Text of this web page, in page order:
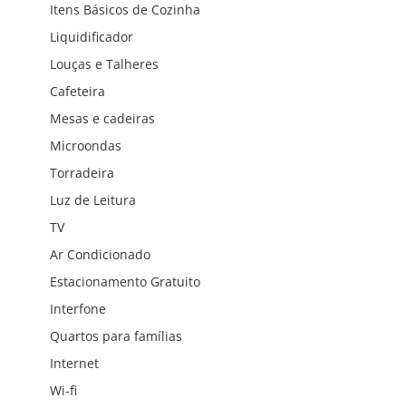
Itens Básicos de Cozinha
Liquidificador
Louças e Talheres
Cafeteira
Mesas e cadeiras
Microondas
Torradeira
Luz de Leitura
TV
Ar Condicionado
Estacionamento Gratuito
Interfone
Quartos para famílias
Internet
Wi-fi